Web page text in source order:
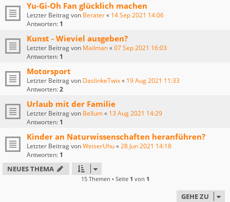
Yu-Gi-Oh Fan glücklich machen
Letzter Beitrag von Berater« 14 Sep 2021 14:06
Antworten: 1
Kunst - Wieviel ausgeben?
Letzter Beitrag von Mailman«07 Sep 2021 16:03
Antworten: 1
Motorsport
Letzter Beitrag von DaslinkeTwix« 19 Aug 2021 11:33
Antworten:2
Urlaub mit der Familie
Letzter Beitrag von Bellum« 13 Aug 2021 14:29
Antworten: 1
Kinder an Naturwissenschaften heranführen?
Letzter Beitrag vonWeiserUhu«28 Jun 2021 14:18
Antworten: 1
NEUES THEMA
15 Themen • Seite 1 von 1
GEHE ZU